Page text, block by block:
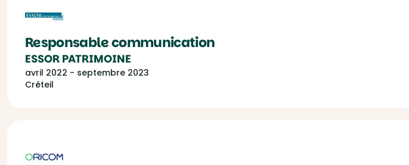
Responsable communication
ESSOR PATRIMOINE
avril 2022 - septembre 2023
Créteil